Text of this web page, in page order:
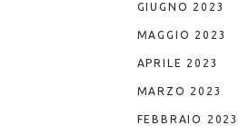
GIUGNO 2023
MAGGIO 2023
APRILE 2023
MARZO 2023
FEBBRAIO 2023